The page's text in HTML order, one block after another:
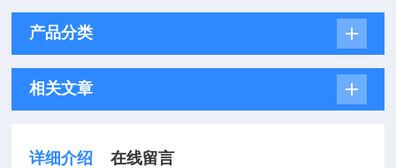
产品分类
相关文章
详细介绍 在线留言